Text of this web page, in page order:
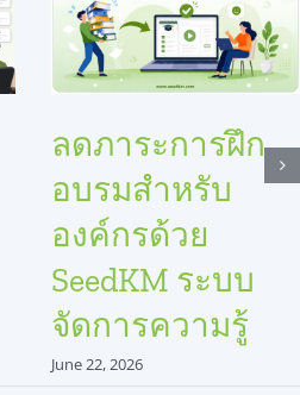
ลดภาระการฝึก
อบรมสำหรับ
องค์กรด้วย
SeedKM ระบบ
จัดการความรู้
June 22, 2026